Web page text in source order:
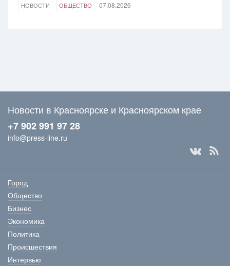
НОВОСТИ ОБЩЕСТВО 07.08.2026
Новости в Красноярске и Красноярском крае
+7 902 991 97 28
info@press-line.ru
Город
Общество
Бизнес
Экономика
Политика
Происшествия
Интервью